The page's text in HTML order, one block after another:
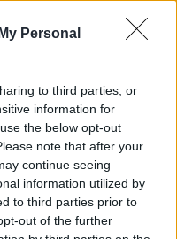
Personal
to third parties, or
information for
the below opt-out
note that after your
continue seeing
information utilized by
to third parties prior to
out of the further
ζάχαρη και
το καλοκαίρι:
λες ότι έχει